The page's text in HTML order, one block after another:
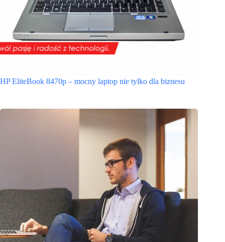
HP EliteBook 8470p – mocny laptop nie tylko dla biznesu